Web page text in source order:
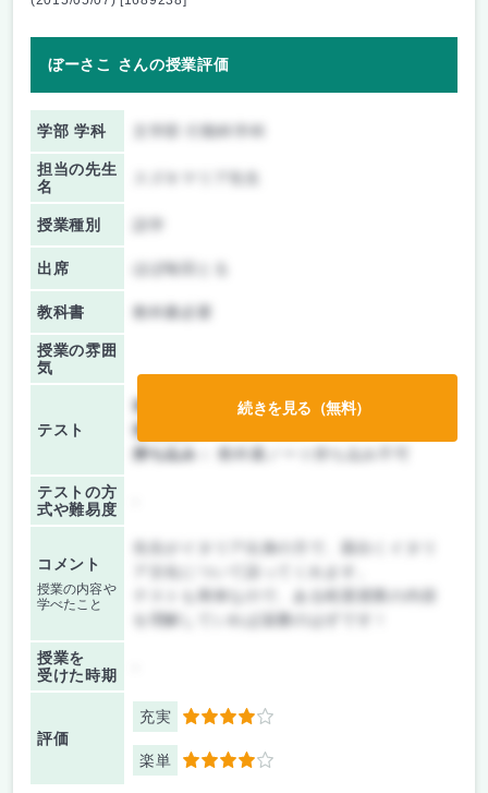
ぼーさこ さんの授業評価
学部 学科
担当の先生
名
授業種別
出席 ほぼ毎回とる
教科書 教科書必要
授業の雰囲
気
テスト
前期/中間：
テストのみ
後期/期末：
持ち込み：
教科書ノート持ち込み不可
テストの方
式や難易度
コメント
授業の内容や
学べたこと
先生がイタリア出身の方で、面白くイタリ
テストも簡単なので、ある程度授業の内容
を理解していれば楽勝のはずです！
授業を
受けた時期
評価
充実 4
楽単 4
続きを見る（無料）